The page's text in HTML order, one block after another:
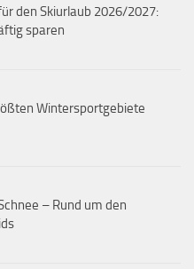
den Skiurlaub 2026/2027:
sparen
Wintersportgebiete
– Rund um den